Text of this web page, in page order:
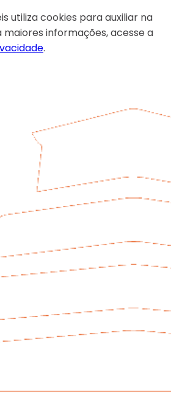
utiliza cookies para auxiliar na
maiores informações, acesse a
.